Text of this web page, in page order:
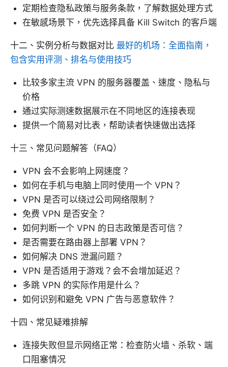
定期检查隐私政策与服务条款，了解数据处理方式
在敏感场景下，优先选择具备 Kill Switch 的客户端
十二、实例分析与数据对比 最好的机场：全面指南，
包含实用评测、排名与使用技巧
比较多家主流 VPN 的服务器覆盖、速度、隐私与
价格
通过实际测速数据展示在不同地区的连接表现
提供一个简易对比表，帮助读者快速做出选择
十三、常见问题解答（FAQ）
VPN 会不会影响上网速度？
如何在手机与电脑上同时使用一个 VPN？
VPN 是否可以绕过公司网络限制？
免费 VPN 是否安全？
如何判断一个 VPN 的日志政策是否可信？
是否需要在路由器上部署 VPN？
如何解决 DNS 泄漏问题？
VPN 是否适用于游戏？会不会增加延迟？
多跳 VPN 的实际作用是什么？
如何识别和避免 VPN 广告与恶意软件？
十四、常见疑难排解
连接失败但显示网络正常：检查防火墙、杀软、端
口阻塞情况